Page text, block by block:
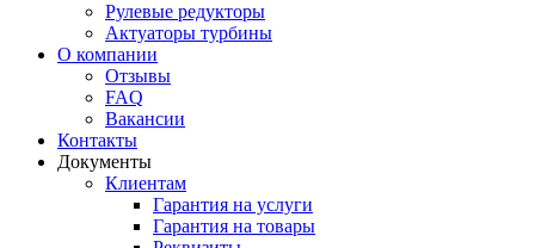
Рулевые редукторы
Актуаторы турбины
О компании
Отзывы
FAQ
Вакансии
Контакты
Документы
Клиентам
Гарантия на услуги
Гарантия на товары